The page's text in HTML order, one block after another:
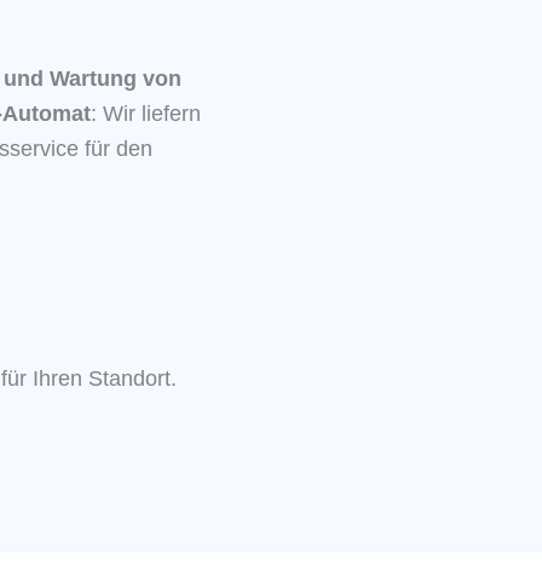
Wartung von
: Wir liefern
für den
Ihren Standort.